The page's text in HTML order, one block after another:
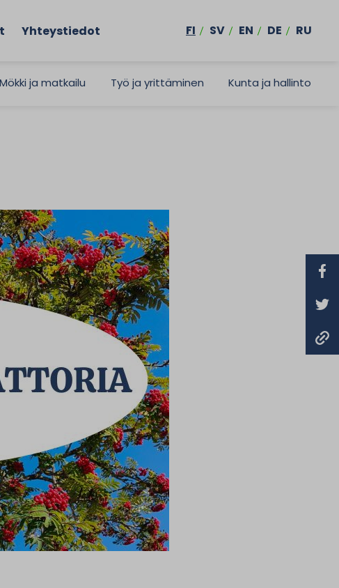
Yhteystiedot FI SV EN DE RU
Mökki ja matkailu Työ ja yrittäminen Kunta ja hallinto